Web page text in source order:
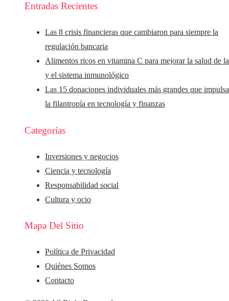
Entradas Recientes
Las 8 crisis financieras que cambiaron para siempre la
regulación bancaria
Alimentos ricos en vitamina C para mejorar la salud de
y el sistema inmunológico
Las 15 donaciones individuales más grandes que
la filantropía en tecnología y finanzas
Categorías
Inversiones y negocios
Ciencia y tecnología
Responsabilidad social
Cultura y ocio
Mapa Del Sitio
Política de Privacidad
Quiénes Somos
Contacto